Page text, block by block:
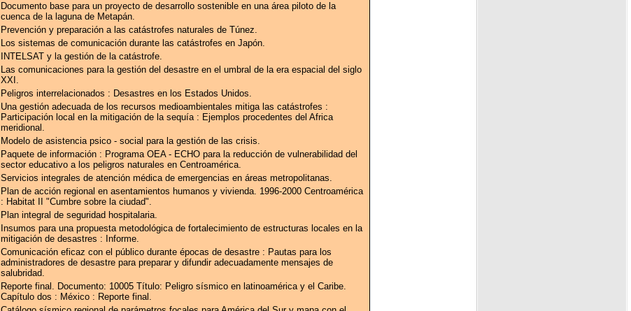
Documento base para un proyecto de desarrollo sostenible en una área piloto de la
cuenca de la laguna de Metapán.
Prevención y preparación a las catástrofes naturales de Túnez.
Los sistemas de comunicación durante las catástrofes en Japón.
INTELSAT y la gestión de la catástrofe.
Las comunicaciones para la gestión del desastre en el umbral de la era espacial del siglo
XXI.
Peligros interrelacionados : Desastres en los Estados Unidos.
Una gestión adecuada de los recursos medioambientales mitiga las catástrofes :
Participación local en la mitigación de la sequía : Ejemplos procedentes del Africa
meridional.
Modelo de asistencia psico - social para la gestión de las crisis.
Paquete de información : Programa OEA - ECHO para la reducción de vulnerabilidad del
sector educativo a los peligros naturales en Centroamérica.
Servicios integrales de atención médica de emergencias en áreas metropolitanas.
Plan de acción regional en asentamientos humanos y vivienda. 1996-2000 Centroamérica
: Habitat II "Cumbre sobre la ciudad".
Plan integral de seguridad hospitalaria.
Insumos para una propuesta metodológica de fortalecimiento de estructuras locales en la
mitigación de desastres : Informe.
Comunicación eficaz con el público durante épocas de desastre : Pautas para los
administradores de desastre para preparar y difundir adecuadamente mensajes de
salubridad.
Reporte final. Documento: 10005 Título: Peligro sísmico en latinoamérica y el Caribe.
Capítulo dos : México : Reporte final.